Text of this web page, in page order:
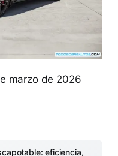
marzo de 2026
eficiencia,